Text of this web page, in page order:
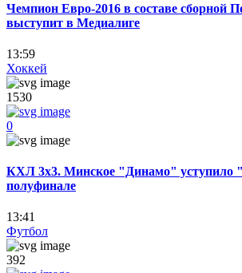
Чемпион Евро-2016 в составе сборной
выступит в Медиалиге
13:59
Хоккей
1530
0
КХЛ 3х3. Минское "Динамо" уступило
полуфинале
13:41
Футбол
392